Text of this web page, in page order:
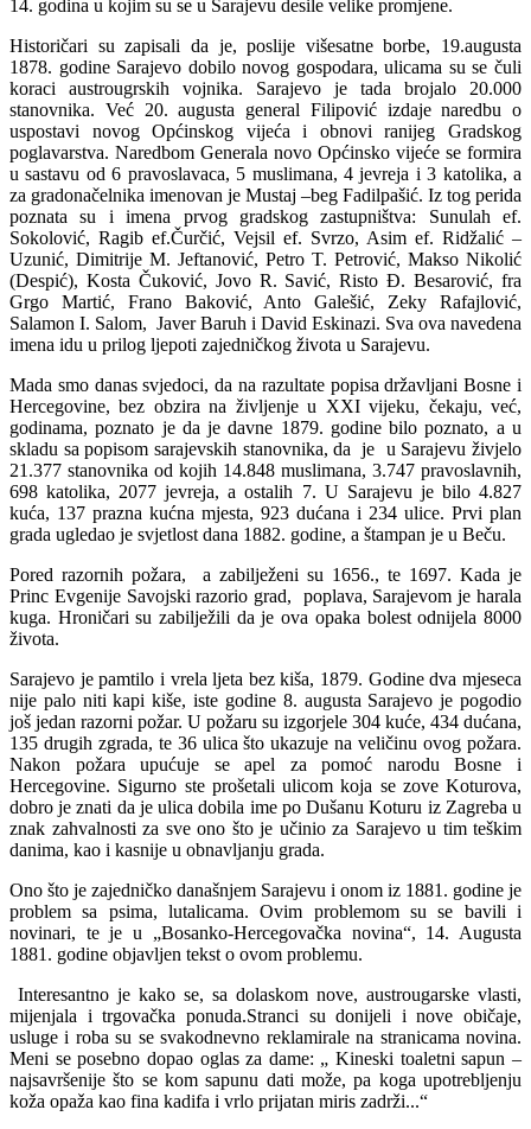
14. godina u kojim su se u Sarajevu desile velike promjene.
Historičari su zapisali da je, poslije višesatne borbe, 19.augusta
1878. godine Sarajevo dobilo novog gospodara, ulicama su se čuli
koraci austrougrskih vojnika. Sarajevo je tada brojalo 20.000
stanovnika. Već 20. augusta general Filipović izdaje naredbu o
uspostavi novog Općinskog vijeća i obnovi ranijeg Gradskog
poglavarstva. Naredbom Generala novo Općinsko vijeće se formira
u sastavu od 6 pravoslavaca, 5 muslimana, 4 jevreja i 3 katolika, a
za gradonačelnika imenovan je Mustaj –beg Fadilpašić. Iz tog perida
poznata su i imena prvog gradskog zastupništva: Sunulah ef.
Sokolović, Ragib ef.Čurčić, Vejsil ef. Svrzo, Asim ef. Ridžalić –
Uzunić, Dimitrije M. Jeftanović, Petro T. Petrović, Makso Nikolić
(Despić), Kosta Čuković, Jovo R. Savić, Risto Đ. Besarović, fra
Grgo Martić, Frano Baković, Anto Galešić, Zeky Rafajlović,
Salamon I. Salom, Javer Baruh i David Eskinazi. Sva ova navedena
imena idu u prilog ljepoti zajedničkog života u Sarajevu.
Mada smo danas svjedoci, da na razultate popisa državljani Bosne i
Hercegovine, bez obzira na življenje u XXI vijeku, čekaju, već,
godinama, poznato je da je davne 1879. godine bilo poznato, a u
skladu sa popisom sarajevskih stanovnika, da je u Sarajevu živjelo
21.377 stanovnika od kojih 14.848 muslimana, 3.747 pravoslavnih,
698 katolika, 2077 jevreja, a ostalih 7. U Sarajevu je bilo 4.827
kuća, 137 prazna kućna mjesta, 923 dućana i 234 ulice. Prvi plan
grada ugledao je svjetlost dana 1882. godine, a štampan je u Beču.
Pored razornih požara, a zabilježeni su 1656., te 1697. Kada je
Princ Evgenije Savojski razorio grad, poplava, Sarajevom je harala
kuga. Hroničari su zabilježili da je ova opaka bolest odnijela 8000
života.
Sarajevo je pamtilo i vrela ljeta bez kiša, 1879. Godine dva mjeseca
nije palo niti kapi kiše, iste godine 8. augusta Sarajevo je pogodio
još jedan razorni požar. U požaru su izgorjele 304 kuće, 434 dućana,
135 drugih zgrada, te 36 ulica što ukazuje na veličinu ovog požara.
Nakon požara upućuje se apel za pomoć narodu Bosne i
Hercegovine. Sigurno ste prošetali ulicom koja se zove Koturova,
dobro je znati da je ulica dobila ime po Dušanu Koturu iz Zagreba u
znak zahvalnosti za sve ono što je učinio za Sarajevo u tim teškim
danima, kao i kasnije u obnavljanju grada.
Ono što je zajedničko današnjem Sarajevu i onom iz 1881. godine je
problem sa psima, lutalicama. Ovim problemom su se bavili i
novinari, te je u „Bosanko-Hercegovačka novina“, 14. Augusta
1881. godine objavljen tekst o ovom problemu.
Interesantno je kako se, sa dolaskom nove, austrougarske vlasti,
mijenjala i trgovačka ponuda.Stranci su donijeli i nove običaje,
usluge i roba su se svakodnevno reklamirale na stranicama novina.
Meni se posebno dopao oglas za dame: „ Kineski toaletni sapun –
najsavršenije što se kom sapunu dati može, pa koga upotrebljenju
koža opaža kao fina kadifa i vrlo prijatan miris zadrži...“